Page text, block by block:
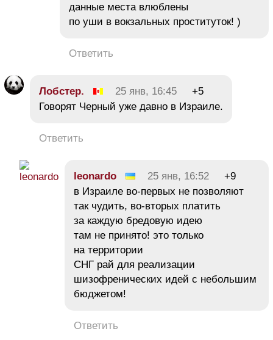
данные места влюблены
по уши в вокзальных проституток! )
Ответить
Лобстер. 25 янв, 16:45
+5
Говорят Черный уже давно в Израиле.
Ответить
leonardo 25 янв, 16:52
+9
в Израиле во-первых не позволяют
так чудить, во-вторых платить
за каждую бредовую идею
там не принято! это только
на территории
СНГ рай для реализации
шизофренических идей с небольшим
бюджетом!
Ответить